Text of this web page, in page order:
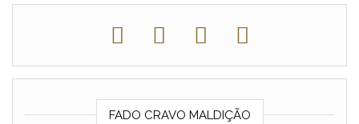
FADO CRAVO MALDIÇÃO